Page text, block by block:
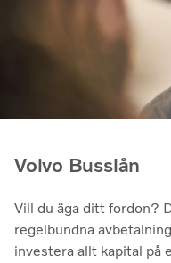
Volvo Busslån
Vill du äga ditt fordon?
regelbundna
investera allt kapital på